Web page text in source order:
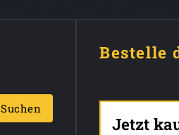
Suchen
Bestelle
Jetzt